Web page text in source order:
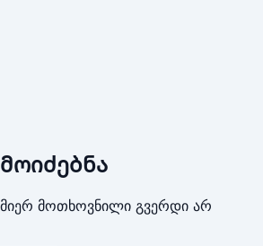
მოთხოვნილი გვერდი არ